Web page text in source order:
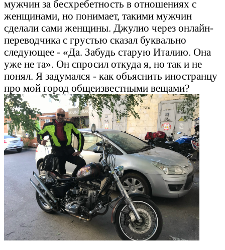
мужчин за бесхребетность в отношениях с
женщинами, но понимает, такими мужчин
сделали сами женщины. Джулио через онлайн-
переводчика с грустью сказал буквально
следующее - «Да. Забудь старую Италию. Она
уже не та». Он спросил откуда я, но так и не
понял. Я задумался - как объяснить иностранцу
про мой город общеизвестными вещами?